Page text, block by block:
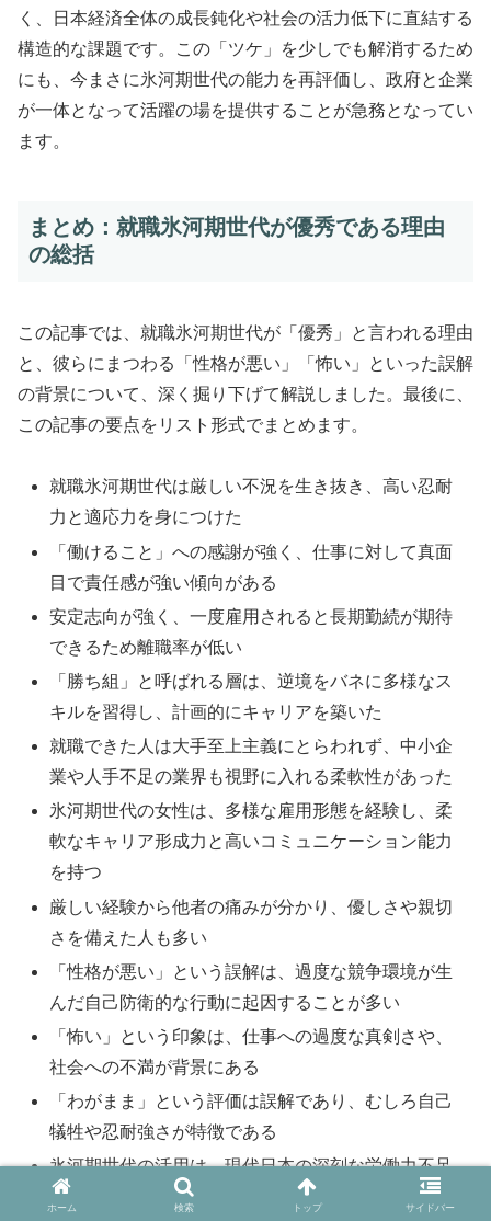
く、日本経済全体の成長鈍化や社会の活力低下に直結する
構造的な課題です。この「ツケ」を少しでも解消するため
にも、今まさに氷河期世代の能力を再評価し、政府と企業
が一体となって活躍の場を提供することが急務となってい
ます。
まとめ：就職氷河期世代が優秀である理由
の総括
この記事では、就職氷河期世代が「優秀」と言われる理由
と、彼らにまつわる「性格が悪い」「怖い」といった誤解
の背景について、深く掘り下げて解説しました。最後に、
この記事の要点をリスト形式でまとめます。
就職氷河期世代は厳しい不況を生き抜き、高い忍耐
力と適応力を身につけた
「働けること」への感謝が強く、仕事に対して真面
目で責任感が強い傾向がある
安定志向が強く、一度雇用されると長期勤続が期待
できるため離職率が低い
「勝ち組」と呼ばれる層は、逆境をバネに多様なス
キルを習得し、計画的にキャリアを築いた
就職できた人は大手至上主義にとらわれず、中小企
業や人手不足の業界も視野に入れる柔軟性があった
氷河期世代の女性は、多様な雇用形態を経験し、柔
軟なキャリア形成力と高いコミュニケーション能力
を持つ
厳しい経験から他者の痛みが分かり、優しさや親切
さを備えた人も多い
「性格が悪い」という誤解は、過度な競争環境が生
んだ自己防衛的な行動に起因することが多い
「怖い」という印象は、仕事への過度な真剣さや、
社会への不満が背景にある
「わがまま」という評価は誤解であり、むしろ自己
犠牲や忍耐強さが特徴である
氷河期世代の活用は、現代日本の深刻な労働力不足
やスキル継承の課題解決につながる
ホーム 検索 トップ サイドバー